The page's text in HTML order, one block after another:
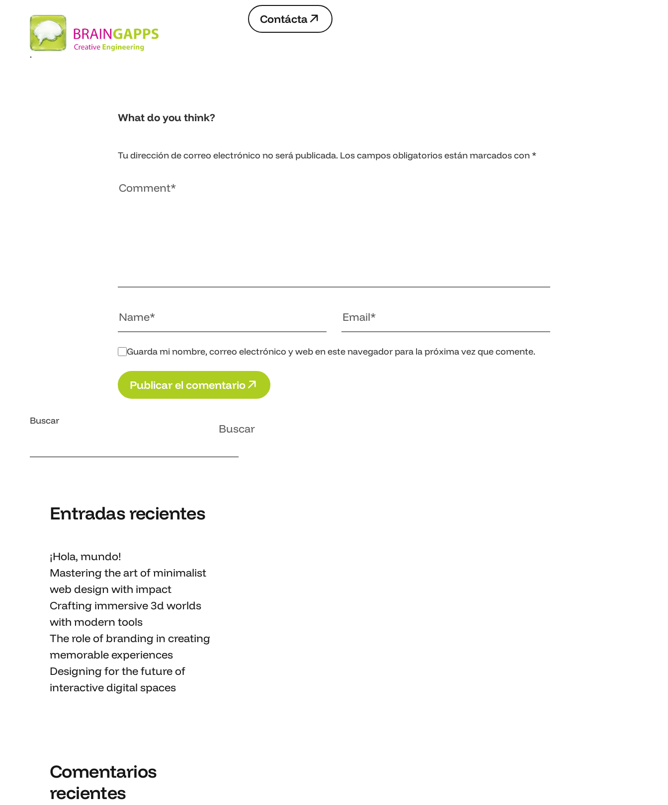
Contácta
Contácta
.
What do you think?
Tu dirección de correo electrónico no será publicada. Los campos obligatorios están marcados con *
Guarda mi nombre, correo electrónico y web en este navegador para la próxima vez que comente.
Publicarel comentario
Publicarelcomentario
Buscar
Buscar
Entradas recientes
¡Hola, mundo!
Mastering the artof minimalist
web design with impact
Crafting immersive 3d worlds
with modern tools
The role of branding in creating
memorableexperiences
Designing for the future of
interactive digital spaces
Comentarios
recientes